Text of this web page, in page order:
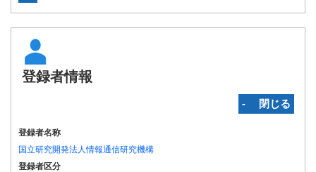
登録者情報
‐ 閉じる
登録者名称
国立研究開発法人情報通信研究機構
登録者区分